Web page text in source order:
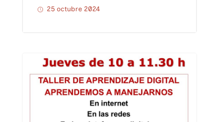
25 octubre 2024